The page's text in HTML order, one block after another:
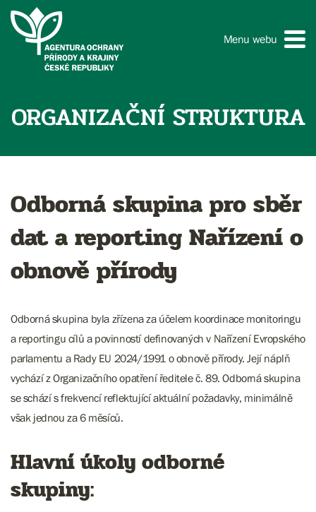
Menu webu
ORGANIZAČNÍ STRUKTURA
Odborná skupina pro sběr
dat a reporting Nařízení o
obnově přírody
Odborná skupina byla zřízena za účelem koordinace monitoringu
a reportingu cílů a povinností definovaných v Nařízení Evropského
parlamentu a Rady EU 2024/1991 o obnově přírody. Její náplň
vychází z Organizačního opatření ředitele č. 89. Odborná skupina
se schází s frekvencí reflektující aktuální požadavky, minimálně
však jednou za 6 měsíců.
Hlavní úkoly odborné
skupiny: